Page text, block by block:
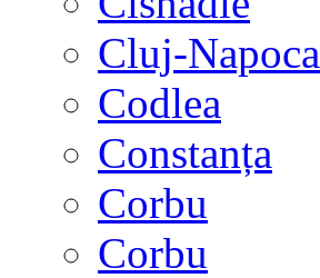
Cluj-Napoca
Codlea
Constanța
Corbu
Corbu